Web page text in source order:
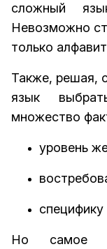
сложный
Невозможно
только
Также, решая,
язык
множество
уровень
специфику
Но самое